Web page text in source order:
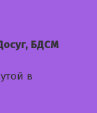
БДСМ
в